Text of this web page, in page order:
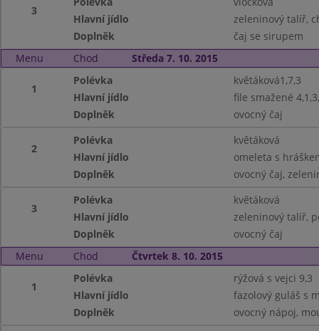
3
Hlavní jídlo
zeleninový talíř,
Doplněk
čaj se sirupem
Menu
Chod Středa 7. 10. 2015
1
Polévka
květáková1,7,3
Hlavní jídlo
file smažené
Doplněk
ovocný čaj
2
Polévka
květáková
Hlavní jídlo
omeleta s
Doplněk
ovocný čaj,
3
Polévka
květáková
Hlavní jídlo
zeleninový talíř,
Doplněk
ovocný čaj
Menu
Chod Čtvrtek 8. 10. 2015
1
Polévka
rýžová s vejci 9,3
Hlavní jídlo
fazolový guláš s
Doplněk
ovocný nápoj,